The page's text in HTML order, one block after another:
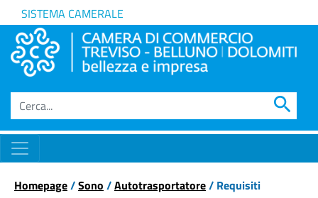
SISTEMA CAMERALE
search
Homepage/Sono /Autotrasportatore/ Requisiti